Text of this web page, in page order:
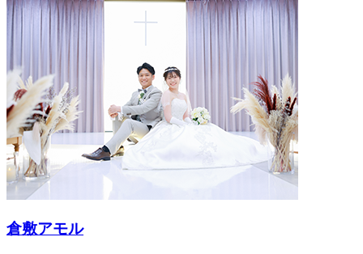
倉敷アモル